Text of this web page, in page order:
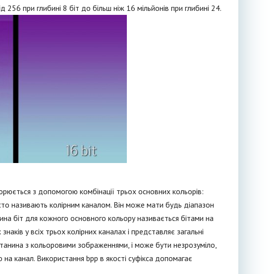
при глибині 8 біт до більш ніж 16 мільйонів при глибині 24.
з допомогою комбінації трьох основних кольорів:
називають колірним каналом. Він може мати будь діапазон
біт для кожного основного кольору називається бітами на
у всіх трьох колірних каналах і представляє загальні
з кольоровими зображеннями, і може бути незрозуміло,
канал. Використання bpp в якості суфікса допомагає